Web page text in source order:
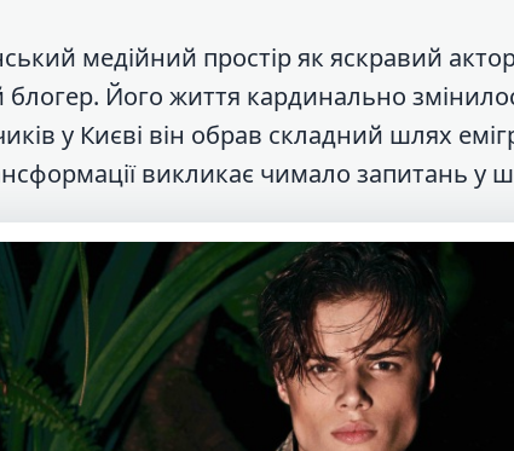
медійний простір як яскравий
Його життя кардинально
у Києві він обрав складний шлях
викликає чимало запитань у